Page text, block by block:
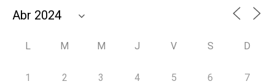
L M M J V S D
1 2 3 4 5 6 7